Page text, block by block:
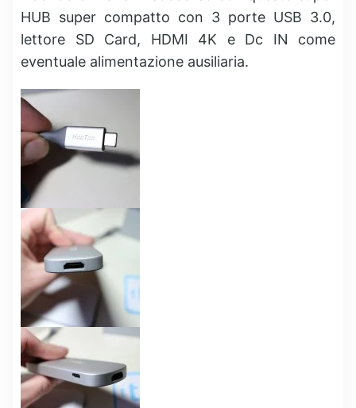
HUB super compatto con 3 porte USB 3.0,
lettore SD Card, HDMI 4K e Dc IN come
eventuale alimentazione ausiliaria.